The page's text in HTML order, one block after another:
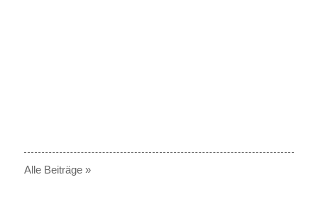
Alle Beiträge »